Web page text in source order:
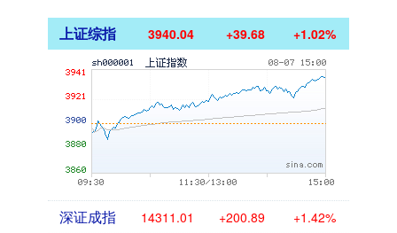
上证综指 3940.04 +39.68 +1.02%
深证成指 14311.01 +200.89 +1.42%